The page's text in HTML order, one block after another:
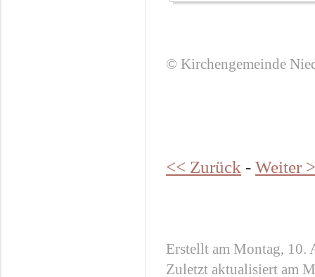
© Kirchengemeinde
<< Zurück - Weiter
Erstellt am Montag, 10.
Zuletzt aktualisiert am